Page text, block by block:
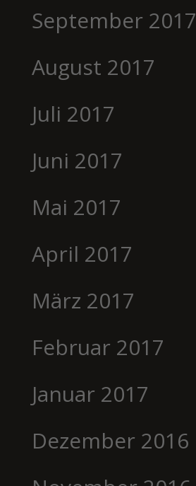
September 2017
August 2017
Juli 2017
Juni 2017
Mai 2017
April 2017
März 2017
Februar 2017
Januar 2017
Dezember 2016